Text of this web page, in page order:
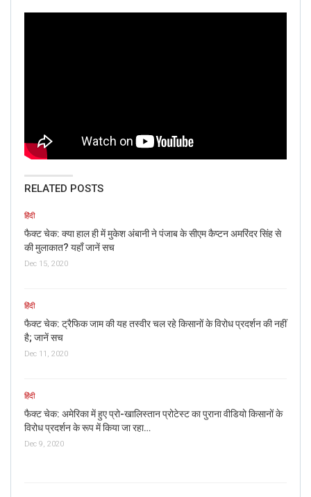
न्यूज मोबाइल ने उक्त पोस्ट की जांच की और पाया कि यह फर्जी है। पहला
संदेह हमे ये हुआ कि परिचालित हिस्से में इस्तेमाल किया गया फ़ॉन्ट वीडियो के
अन्य सभी फोंट से अलग है।
स्क्रीनशॉट में मुख्य शीर्षक यह बताता है कि अमिताभ बच्चन अब ठीक हैं।
हमने आजतक की उन तमाम खबरों की जांच की, जो हाल के दिनों में
अमिताभ बच्चन पर की गई थीं और इसी तरह की हेडलाइन के साथ एक
RELATED POSTS
हिंदी
फैक्ट चेक: क्या हाल ही में मुकेश अंबानी ने पंजाब के सीएम कैप्टन अमरिंदर सिंह से
की मुलाकात? यहाँ जानें सच
Dec 15, 2020
हिंदी
फैक्ट चेक: ट्रैफिक जाम की यह तस्वीर चल रहे किसानों के विरोध प्रदर्शन की नहीं
है; जानें सच
Dec 11, 2020
हिंदी
फैक्ट चेक: अमेरिका में हुए प्रो-खालिस्तान प्रोटेस्ट का पुराना वीडियो किसानों के
विरोध प्रदर्शन के रूप में किया जा रहा…
Dec 9, 2020